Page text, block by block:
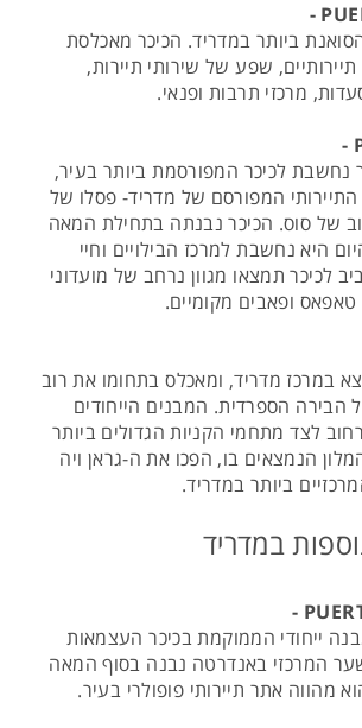
ביותר במדריד. הכיכר מאכלסת
שפע של שירותי תיירות,
מרכזי תרבות ופנאי.
נחשבת לכיכר המפורסמת ביותר בעיר,
התיירותי המפורסם של מדריד- פסלו של
ה-3, הרכוב של סוס. הכיכר נבנתה בתחילת המאה
היום היא נחשבת למרכז הבילויים וחיי
לכיכר תמצאו מגוון נרחב של מועדוני
ופאבים מקומיים.
במרכז מדריד, ומאכלס בתחומו את רוב
הבירה הספרדית. המבנים הייחודים
לצד מתחמי הקניות הגדולים ביותר
הנמצאים בו, הפכו את ה-גראן ויה
ביותר במדריד.
במדריד
ייחודי הממוקמת בכיכר העצמאות
המרכזי באנדרטה נבנה בסוף המאה